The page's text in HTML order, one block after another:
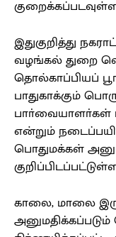
இதுகுறித்து
வழங்கல் துறை
தொல்காப்பியப்
பாதுகாக்கும்
பாா்வையாளா்கள்
என்றும்
பொதுமக்கள்
காலை, மாலை